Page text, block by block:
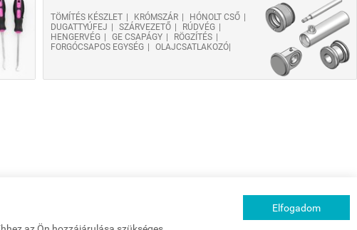
TÖMÍTÉS KÉSZLET KRÓMSZÁR
HÓNOLT CSŐ
DUGATTYÚFEJ
SZÁRVEZETŐ
RÚDVÉG
HENGERVÉG
GE CSAPÁGY
RÖGZÍTÉS
FORGÓCSAPOS EGYSÉG
OLAJCSATLAKOZÓ
Elfogadom